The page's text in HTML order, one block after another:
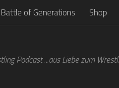
Battle of Generations Shop
Podcast ...aus Liebe zum